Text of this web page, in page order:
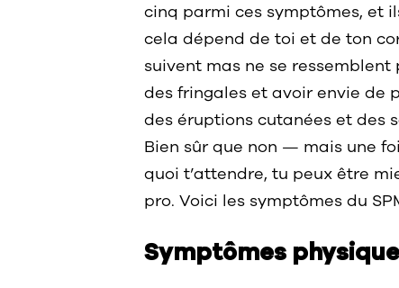
cinq parmi ces symptômes, et
cela dépend de toi et de ton
suivent mas ne se
des fringales et avoir envie de
des éruptions cutanées et des
Bien sûr que non — mais une
quoi t’attendre, tu peux être
pro. Voici les symptômes du
Symptômes